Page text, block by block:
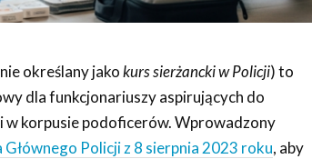
określany jakokurs sierżancki w Policji) to
dla funkcjonariuszy aspirujących do
w korpusie podoficerów. Wprowadzony
Policji z 8 sierpnia 2023 roku, aby